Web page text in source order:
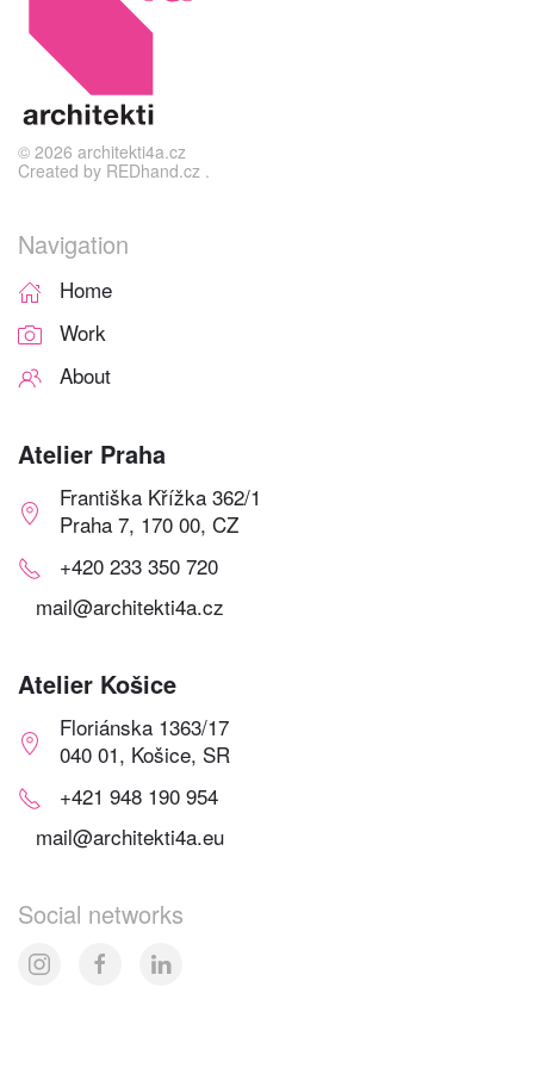
© 2026 architekti4a.cz
Created by REDhand.cz .
Navigation
Home
Work
About
Atelier Praha
Františka Křížka 362/1
Praha 7, 170 00, CZ
+420 233 350 720
mail@architekti4a.cz
Atelier Košice
Floriánska 1363/17
040 01, Košice, SR
+421 948 190 954
mail@architekti4a.eu
Social networks